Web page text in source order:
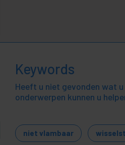
Keywords
Heeft u niet gevonden wat
onderwerpen kunnen u
niet vlambaar